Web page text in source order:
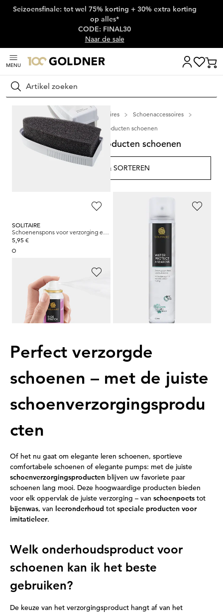
Skip naar hoofdinhoud
Seizoensfinale: tot wel 75% korting + 30% extra korting
op alles*
CODE: FINAL30
Naar de sale
MENU
Zoeken
Schoenen & accessoires
Schoenaccessoires
Onderhoudssproducten schoenen
Onderhoudssproducten schoenen
FILTER & SORTEREN
SOLITAIRE
Schoenenspons voor verzorging en glans
5,95 €
SOLITAIRE
8,95 €
Perfect verzorgde
schoenen – met de juiste
schoenverzorgingsprodu
cten
Of het nu gaat om elegante leren schoenen, sportieve
comfortabele schoenen of elegante pumps: met de juiste
schoenverzorgingsproducten blijven uw favoriete paar
schoenen lang mooi. Deze hoogwaardige producten bieden
voor elk oppervlak de juiste verzorging – van schoenpoets tot
bijenwas, van leeronderhoud tot speciale producten voor
imitatieleer.
Welk onderhoudsproduct voor
schoenen kan ik het beste
gebruiken?
De keuze van het verzorgingsproduct hangt af van het